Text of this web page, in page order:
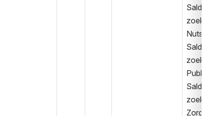
Saldover
zoek
Nuts
Saldover
zoek
Publiek
Saldover
zoek
Zorg